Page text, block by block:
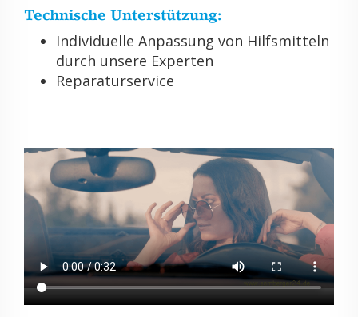
Tech­ni­sche Un­ter­stüt­zung:
In­di­vi­du­el­le An­pas­sung von Hilfs­mit­teln
durch un­se­re Ex­per­ten
Re­pa­ra­tur­ser­vice